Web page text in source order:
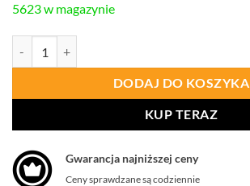
5623 w magazynie
DODAJ DO KOSZYKA
KUP TERAZ
Gwarancja najniższej ceny
Ceny sprawdzane są codziennie